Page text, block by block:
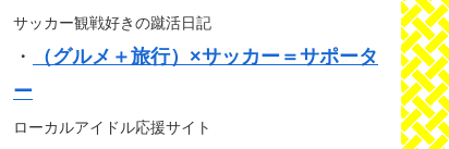
サッカー観戦好きの蹴活日記
・
（グルメ＋旅行）×サッカー＝サポータ
ー
ローカルアイドル応援サイト